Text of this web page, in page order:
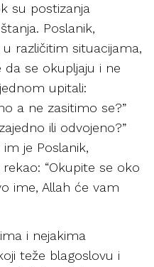
su postizanja
Poslanik,
različitim situacijama,
da se okupljaju i ne
upitali:
a ne zasitimo se?”
ili odvojeno?”
im je Poslanik,
“Okupite se oko
ime, Allah će vam
i nejakima
teže blagoslovu i